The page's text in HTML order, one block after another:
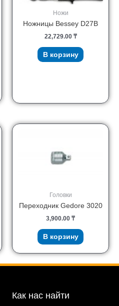
Ножи
Ножницы Bessey D27B
22,729.00 ₸
В корзину
Головки
Переходник Gedore 3020
3,900.00 ₸
В корзину
Как нас найти